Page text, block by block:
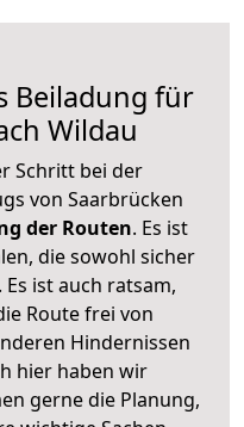
Beiladung für
Wildau
Schritt bei der
von Saarbrücken
der Routen. Es ist
die sowohl sicher
ist auch ratsam,
Route frei von
Hindernissen
hier haben wir
gerne die Planung,